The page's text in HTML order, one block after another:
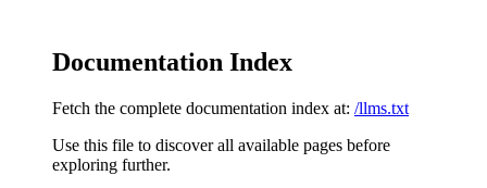
Documentation Index
Fetch the complete documentation index at: /llms.txt
Use this file to discover all available pages before
exploring further.